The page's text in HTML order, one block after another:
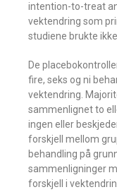
intention-to-treat
vektendring som
studiene brukte
De
fire, seks og ni
vektendring.
sammenlignet to
ingen eller
forskjell mellom
behandling på
sammenligninger
forskjell i